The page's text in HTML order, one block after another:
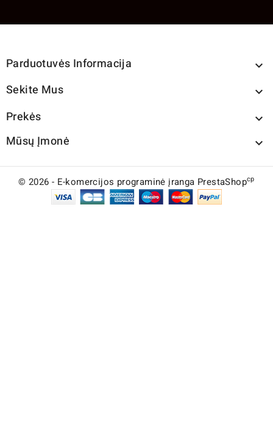
Parduotuvės Informacija 
Sekite Mus 
Prekės 
Mūsų Įmonė 
© 2026 - E-komercijos programinė įranga PrestaShopcp